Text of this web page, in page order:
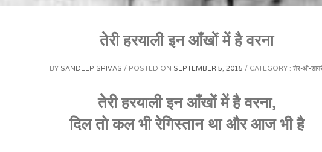
तेरी हरयाली इन आँखों में है वरना
BY SANDEEP SRIVAS POSTED ON SEPTEMBER 5, 2015 CATEGORY : शेर-ओ-
तेरी हरयाली इन आँखों में हैवरना,
दिलतो कल भी रेगिस्तान था और आज भी है